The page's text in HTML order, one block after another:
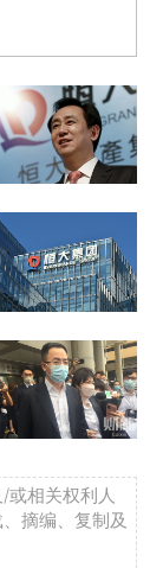
相关权利人
摘编、复制及